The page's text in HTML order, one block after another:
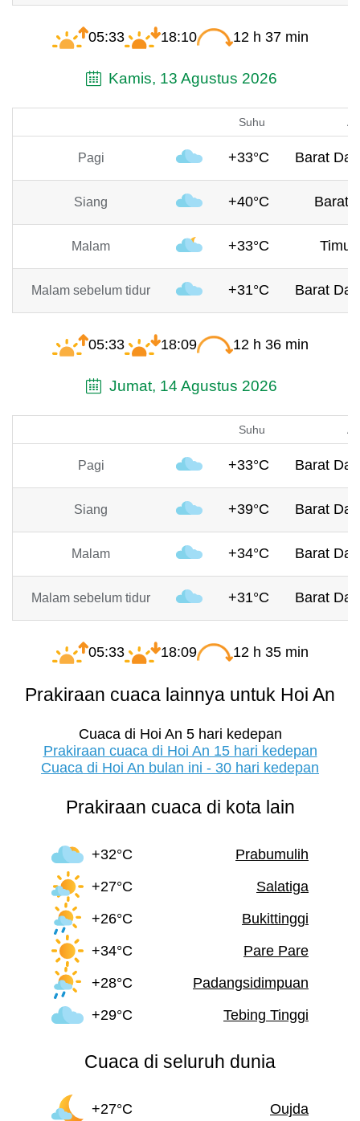
05:33 18:10 12 h 37 min
Kamis, 13 Agustus 2026
Suhu
Pagi +33°C Barat
Siang +40°C Barat,
Malam +33°C
Malam sebelum tidur +31°C Barat
05:33 18:09 12 h 36 min
Jumat, 14 Agustus 2026
Suhu
Pagi +33°C Barat
Siang +39°C Barat
Malam +34°C Barat
Malam sebelum tidur +31°C Barat
05:33 18:09 12 h 35 min
Prakiraan cuaca lainnya untuk Hoi An
Cuaca di Hoi An 5 hari kedepan
Prakiraan cuaca di Hoi An 15 hari kedepan
Cuaca di Hoi An bulan ini - 30 hari kedepan
Prakiraan cuaca di kota lain
+32°C
Prabumulih
+27°C
Salatiga
+26°C
Bukittinggi
+34°C
Pare Pare
+28°C
Padangsidimpuan
+29°C
Tebing Tinggi
Cuaca di seluruh dunia
+27°C Oujda